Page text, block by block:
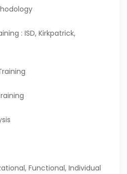
: ISD, Kirkpatrick,
Functional, Individual